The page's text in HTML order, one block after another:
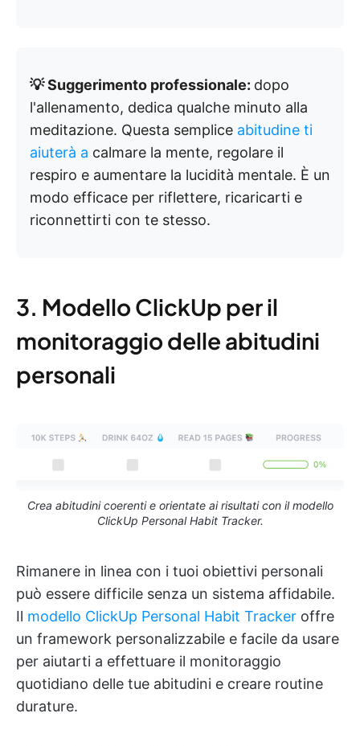
💡 Suggerimento professionale: dopo
l'allenamento, dedica qualche minuto alla
meditazione. Questa semplice abitudine ti
aiuterà a calmare la mente, regolare il
respiro e aumentare la lucidità mentale. È un
modo efficace per riflettere, ricaricarti e
riconnettirti con te stesso.
3. Modello ClickUp per il
monitoraggio delle abitudini
personali
Crea abitudini coerenti e orientate ai risultati con il modello
ClickUp Personal Habit Tracker.
Rimanere in linea con i tuoi obiettivi personali
può essere difficile senza un sistema affidabile.
Il modello ClickUp Personal Habit Tracker offre
un framework personalizzabile e facile da usare
per aiutarti a effettuare il monitoraggio
quotidiano delle tue abitudini e creare routine
durature.